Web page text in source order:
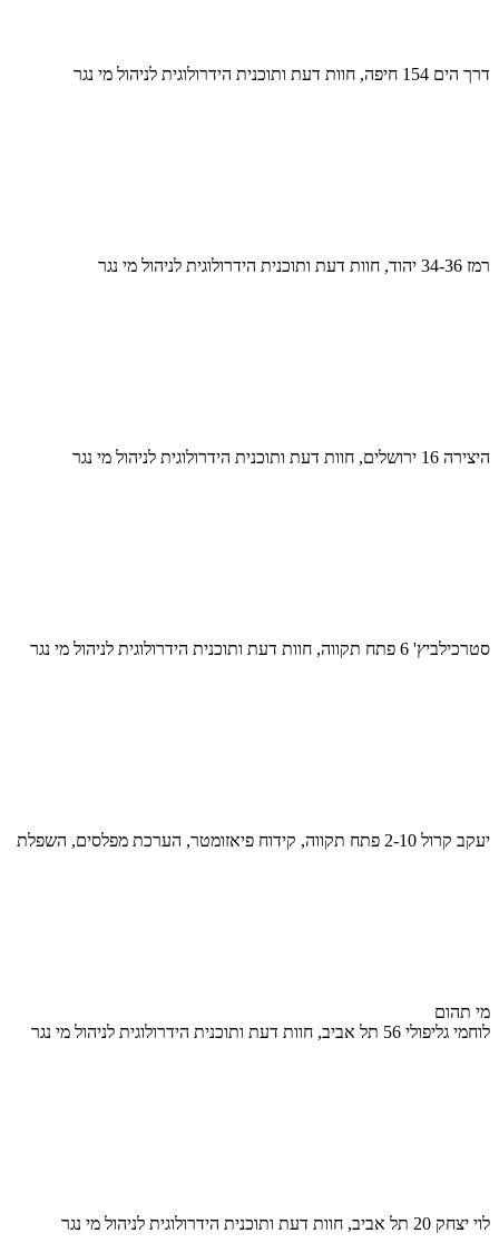
דרך הים 154 חיפה, חוות דעת ותוכנית הידרולוגית לניהול מי נגר
רמז 34-36 יהוד, חוות דעת ותוכנית הידרולוגית לניהול מי נגר
היצירה 16 ירושלים, חוות דעת ותוכנית הידרולוגית לניהול מי נגר
סטרכילביץ' 6 פתח תקווה, חוות דעת ותוכנית הידרולוגית לניהול מי נגר
יעקב קרול 2-10 פתח תקווה, קידוח פיאזומטר, הערכת מפלסים, השפלת
מי תהום
לוחמי גליפולי 56 תל אביב, חוות דעת ותוכנית הידרולוגית לניהול מי נגר
לוי יצחק 20 תל אביב, חוות דעת ותוכנית הידרולוגית לניהול מי נגר